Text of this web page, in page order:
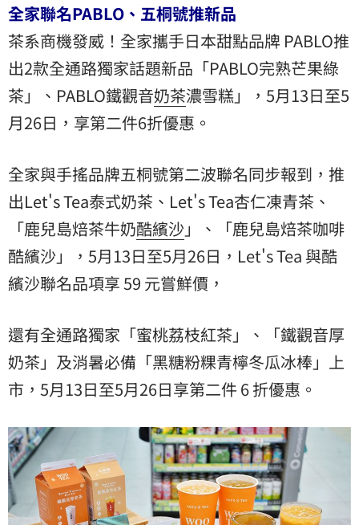
全家聯名PABLO、五桐號推新品
茶系商機發威！全家攜手日本甜點品牌 PABLO推
出2款全通路獨家話題新品「PABLO完熟芒果綠
茶」、PABLO鐵觀音奶茶濃雪糕」，5月13日至5
月26日，享第二件6折優惠。
全家與手搖品牌五桐號第二波聯名同步報到，推
出Let's Tea泰式奶茶、Let's Tea杏仁凍青茶、
「鹿兒島焙茶牛奶酷繽沙 」、「鹿兒島焙茶咖啡
酷繽沙」，5月13日至5月26日，Let's Tea 與酷
繽沙聯名品項享 59 元嘗鮮價，
還有全通路獨家「蜜桃荔枝紅茶」、「鐵觀音厚
奶茶」及消暑必備「黑糖粉粿青檸冬瓜冰棒」上
市，5月13日至5月26日享第二件 6 折優惠。